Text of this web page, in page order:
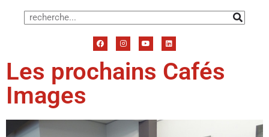
Les prochains Cafés
Images